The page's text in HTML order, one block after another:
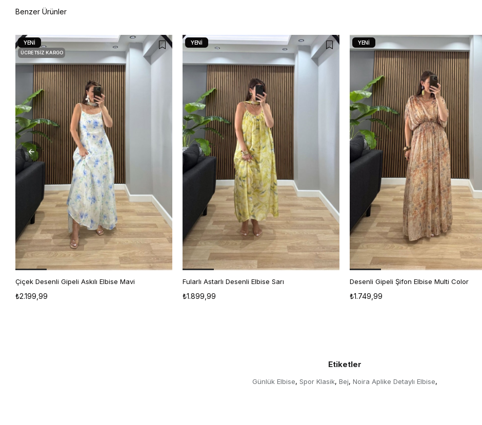
Benzer Ürünler
Çiçek Desenli Gipeli Askılı Elbise Mavi
₺2.199,99
YENI
ÜRÜN
ÜCRETSIZ KARGO
Fularlı Astarlı Desenli Elbise Sarı
₺1.899,99
YENI
ÜRÜN
Desenli Gipeli Şifon Elbise Multi Color
₺1.749,99
YENI
ÜRÜN
Etiketler
Günlük Elbise, Spor Klasik, Bej, Noira Aplike Detaylı Elbise,